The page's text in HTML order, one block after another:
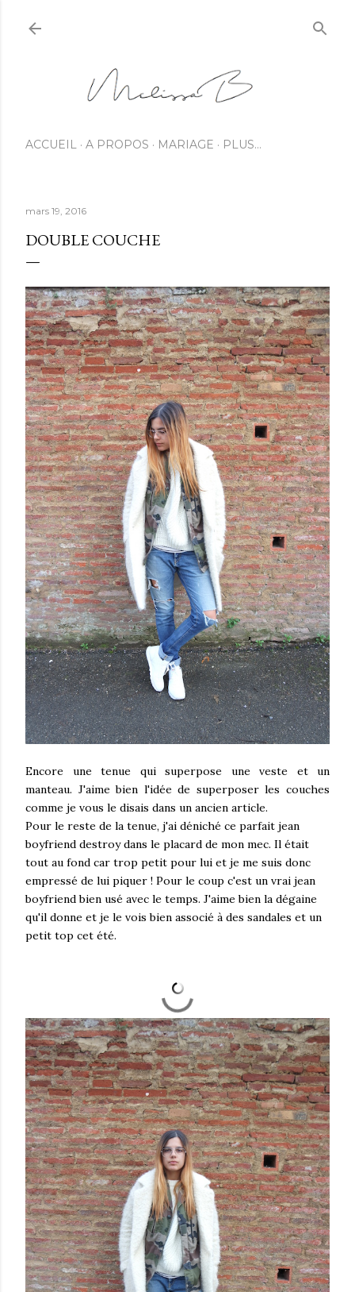
ACCUEIL A PROPOS MARIAGE PLUS…
mars 19, 2016
DOUBLE COUCHE
Encore une tenue qui superpose une veste et un
manteau. J'aime bien l'idée de superposer les couches
comme je vous le disais dans un ancien article.
Pour le reste de la tenue, j'ai déniché ce parfait jean
boyfriend destroy dans le placard de mon mec. Il était
tout au fond car trop petit pour lui et je me suis donc
empressé de lui piquer ! Pour le coup c'est un vrai jean
boyfriend bien usé avec le temps. J'aime bien la dégaine
qu'il donne et je le vois bien associé à des sandales et un
petit top cet été.